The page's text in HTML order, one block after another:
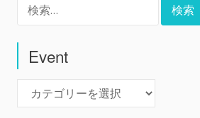
ビ
ゲ
ー
Event